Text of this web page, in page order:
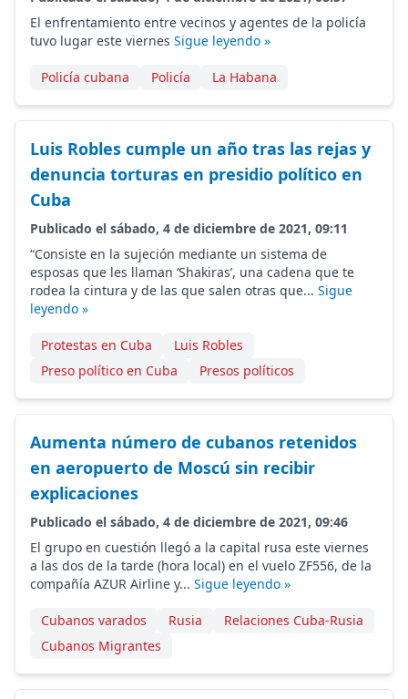
El enfrentamiento entre vecinos y agentes de la policía
tuvo lugar este viernes Sigue leyendo »
Policía cubana Policía La Habana
Luis Robles cumple un año tras las rejas y
denuncia torturas en presidio político en
Cuba
Publicado el sábado, 4 de diciembre de 2021, 09:11
“Consiste en la sujeción mediante un sistema de
esposas que les llaman ‘Shakiras’, una cadena que te
rodea la cintura y de las que salen otras que... Sigue
leyendo »
Protestas en Cuba
Luis Robles
Preso político en Cuba
Presos políticos
Aumenta número de cubanos retenidos
en aeropuerto de Moscú sin recibir
explicaciones
Publicado el sábado, 4 de diciembre de 2021, 09:46
El grupo en cuestión llegó a la capital rusa este viernes
a las dos de la tarde (hora local) en el vuelo ZF556, de la
compañía AZUR Airline y... Sigue leyendo »
Cubanos varados Rusia
Relaciones Cuba-Rusia
Cubanos Migrantes